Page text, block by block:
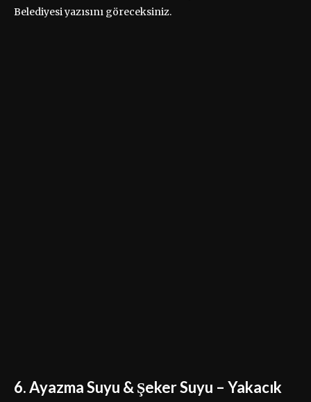
Belediyesi yazısını göreceksiniz.
6. Ayazma Suyu & Şeker Suyu – Yakacık